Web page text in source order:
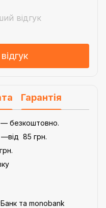
відгук
Гарантія
— безкоштовно.
85 грн.
та monobank